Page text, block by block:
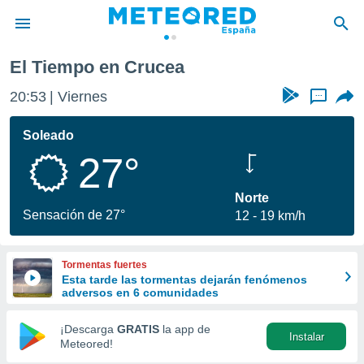
de
por
que se
calidad.
a este
las
y
forma
digital
basada
El Tiempo en Crucea
20:53 Viernes ...
Soleado
27°
Sensación de 27°
Norte
12
19 km/h
Tormentas fuertes
Esta tarde las tormentas dejarán fenómenos
adversos en 6 comunidades
¡Descarga GRATIS la app de
Meteored!
Instalar